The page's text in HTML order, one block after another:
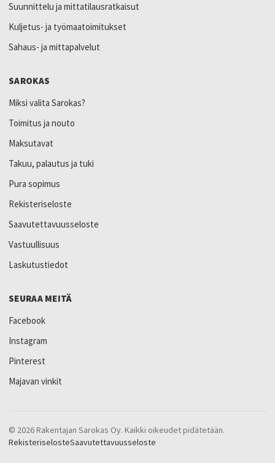
Suunnittelu ja mittatilausratkaisut
Kuljetus- ja työmaatoimitukset
Sahaus- ja mittapalvelut
SAROKAS
Miksi valita Sarokas?
Toimitus ja nouto
Maksutavat
Takuu, palautus ja tuki
Pura sopimus
Rekisteriseloste
Saavutettavuusseloste
Vastuullisuus
Laskutustiedot
SEURAA MEITÄ
Facebook
Instagram
Pinterest
Majavan vinkit
© 2026 Rakentajan Sarokas Oy. Kaikki oikeudet pidätetään.
RekisteriselosteSaavutettavuusseloste